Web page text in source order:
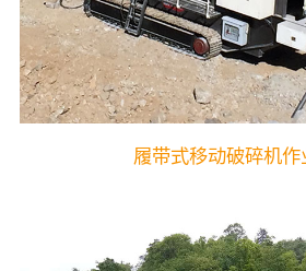
履带式移动破碎机作